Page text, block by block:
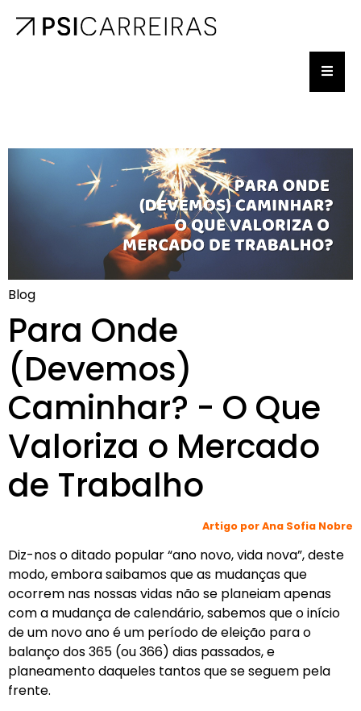
Blog
Para Onde
(Devemos)
Caminhar? - O Que
Valoriza o Mercado
de Trabalho
Artigo por Ana Sofia Nobre
Diz-nos o ditado popular “ano novo, vida nova”, deste
modo, embora saibamos que as mudanças que
ocorrem nas nossas vidas não se planeiam apenas
com a mudança de calendário, sabemos que o início
de um novo ano é um período de eleição para o
balanço dos 365 (ou 366) dias passados, e
planeamento daqueles tantos que se seguem pela
frente.